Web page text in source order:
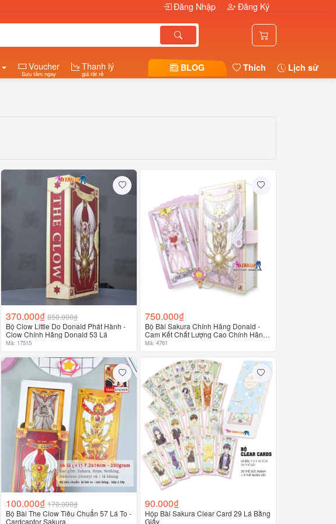
Đăng Nhập Đăng Ký
Voucher
Sưu tầm ngay
Thanh lý
giá rất rẻ
BLOG Thích Lịch sử
370.000₫850.000₫
Bộ Clow Little Do Donald Phát Hành -
Clow Chính Hãng Donald 53 Lá
Mã: 17515
750.000₫
Bộ Bài Sakura Chính Hãng Donald -
Cam Kết Chất Lượng Cao Chính Hãng
100%
Mã: 4761
100.000₫170.000₫
Bộ Bài The Clow Tiêu Chuẩn 57 Lá To -
Cardcaptor Sakura
90.000₫
Hộp Bài Sakura Clear Card 29 Lá Bằng
Giấy